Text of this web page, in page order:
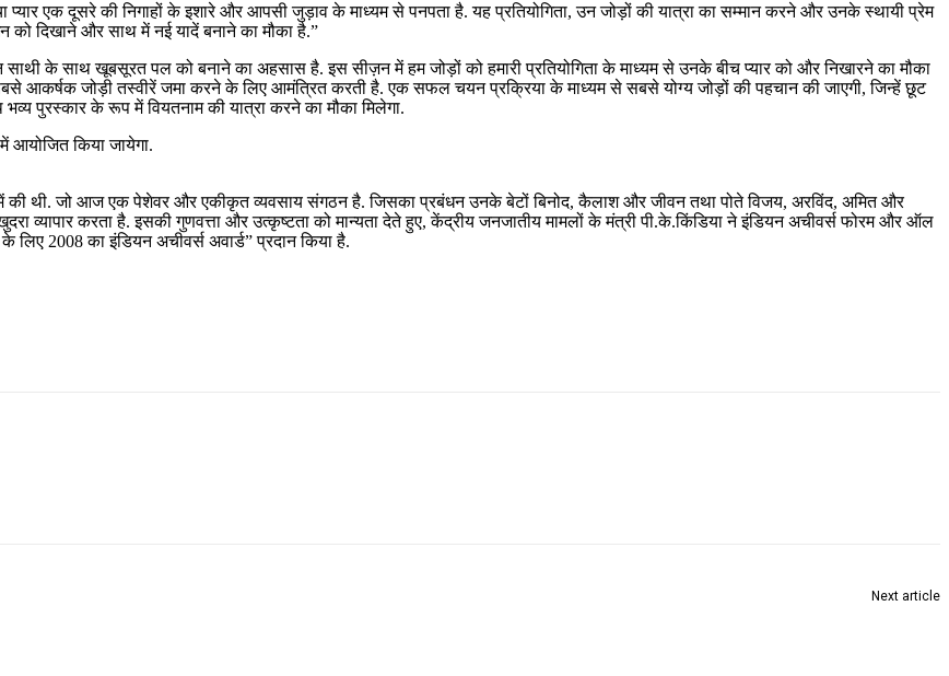
एक दूसरे की निगाहों के इशारे और आपसी जुड़ाव के माध्यम से पनपता है. यह प्रतियोगिता, उन जोड़ों की यात्रा का सम्मान करने और उनके स्थायी प्रेम
दिखाने और साथ में नई यादें बनाने का मौका है.”
साथी के साथ खूबसूरत पल को बनाने का अहसास है. इस सीज़न में हम जोड़ों को हमारी प्रतियोगिता के माध्यम से उनके बीच प्यार को और निखारने का मौका
आकर्षक जोड़ी तस्वीरें जमा करने के लिए आमंत्रित करती है. एक सफल चयन प्रक्रिया के माध्यम से सबसे योग्य जोड़ों की पहचान की जाएगी, जिन्हें छूट
पुरस्कार के रूप में वियतनाम की यात्रा करने का मौका मिलेगा.
आयोजित किया जायेगा.
में की थी. जो आज एक पेशेवर और एकीकृत व्यवसाय संगठन है. जिसका प्रबंधन उनके बेटों बिनोद, कैलाश और जीवन तथा पोते विजय, अरविंद, अमित और
व्यापार करता है. इसकी गुणवत्ता और उत्कृष्टता को मान्यता देते हुए, केंद्रीय जनजातीय मामलों के मंत्री पी.के.किंडिया ने इंडियन अचीवर्स फोरम और ऑल
2008 का इंडियन अचीवर्स अवार्ड” प्रदान किया है.
Next article